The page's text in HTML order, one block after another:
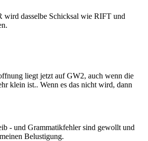
wird dasselbe Schicksal wie RIFT und
liegt jetzt auf GW2, auch wenn die
klein ist.. Wenn es das nicht wird, dann
- und Grammatikfehler sind gewollt und
Belustigung.